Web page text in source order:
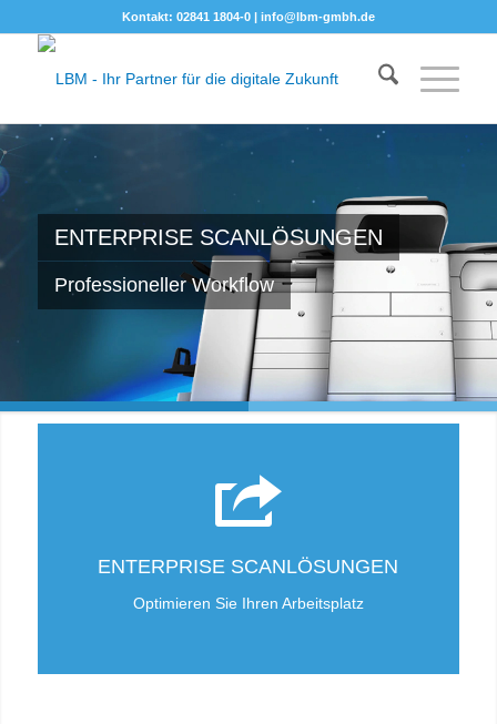
Kontakt: 02841 1804-0 | info@lbm-gmbh.de
ENTERPRISE SCANLÖSUNGEN
Professioneller Workflow
ENTERPRISE SCANLÖSUNGEN
Optimieren Sie Ihren Arbeitsplatz